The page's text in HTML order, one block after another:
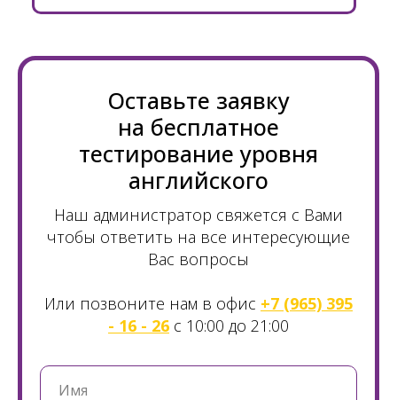
Оставьте заявку
на бесплатное
тестирование уровня
английского
Наш администратор свяжется с Вами
чтобы ответить на все интересующие
Вас вопросы
Или позвоните нам в офис +7 (965) 395
- 16 - 26 с 10:00 до 21:00